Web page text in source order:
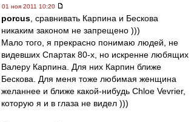
01 ноя 2011 10:20
porcus , сравнивать Карпина и Бескова
никаким законом не запрещено )))
Мало того, я прекрасно понимаю людей, не
видевших Спартак 80-х, но искренне любящих
Валеру Карпина. Для них Карпин ближе
Бескова. Для меня тоже любимая женщина
желаннее и ближе какой-нибудь Chloe Vevrier,
которую я и в глаза не видел )))